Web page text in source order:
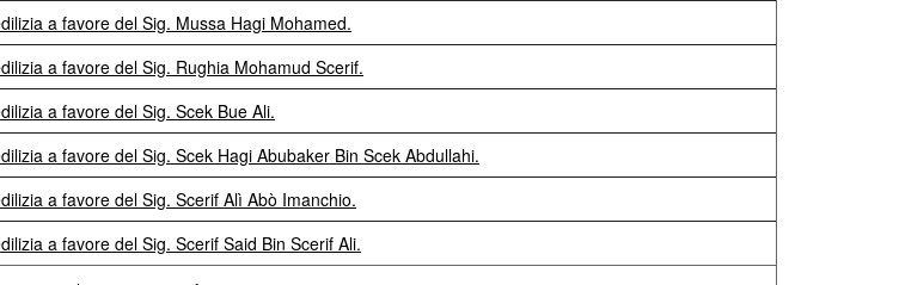
a favore del Sig. Mussa Hagi Mohamed.
a favore del Sig. Rughia Mohamud Scerif.
a favore del Sig. Scek Bue Ali.
a favore del Sig. Scek Hagi Abubaker Bin Scek Abdullahi.
a favore del Sig. Scerif Alì Abò Imanchio.
a favore del Sig. Scerif Said Bin Scerif Ali.